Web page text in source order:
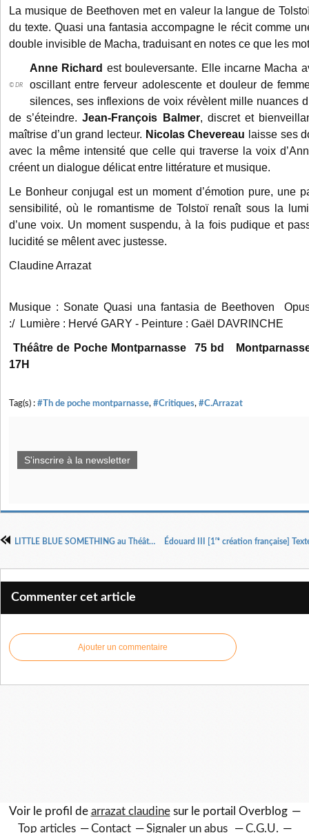
La musique de Beethoven met en valeur la langue de
du texte. Quasi una fantasia accompagne le récit comme
double invisible de Macha, traduisant en notes ce que les
© DR
Anne Richard est bouleversante. Elle incarne Macha
oscillant entre ferveur adolescente et douleur de
silences, ses inflexions de voix révèlent mille nuances
de s’éteindre.Jean-François Balmer, discret et
maîtrise d’un grand lecteur. Nicolas Chevereau laisse ses
avec la même intensité que celle qui traverse la voix
créent un dialogue délicat entre littérature et musique.
Le Bonheur conjugal est un moment d’émotion pure, une
sensibilité, où le romantisme de Tolstoï renaît sous la
d’une voix. Un moment suspendu, à la fois pudique et
lucidité se mêlent avec justesse.
Claudine Arrazat
Musique : Sonate Quasi una fantasia de Beethoven
:/ Lumière : Hervé GARY - Peinture : Gaël DAVRINCHE
Théâtre de Poche Montparnasse 75 bd
17H
Tag(s) : #Th de poche montparnasse, #Critiques, #C.Arrazat
S'inscrire à la newsletter
LITTLE BLUE SOMETHING au Théâtre Silvia Monfort
Commenter cet article
Ajouter un commentaire
Voir le profil de arrazat claudinesur le portail Overblog
Top articles
Contact Signaler un abus C.G.U.